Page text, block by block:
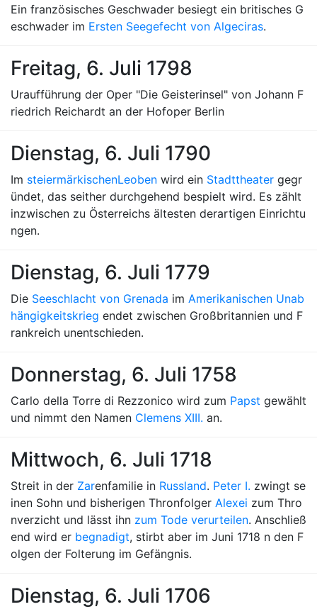
Ein französisches Geschwader besiegt ein britisches G
eschwader im Ersten Seegefecht von Algeciras.
Freitag, 6. Juli 1798
Uraufführung der Oper "Die Geisterinsel" von Johann F
riedrich Reichardt an der Hofoper Berlin
Dienstag, 6. Juli 1790
Im steiermärkischenLeoben wird ein Stadttheater gegr
ündet, das seither durchgehend bespielt wird. Es zählt
inzwischen zu Österreichs ältesten derartigen Einrichtu
ngen.
Dienstag, 6. Juli 1779
Die Seeschlacht von Grenada im Amerikanischen Unab
hängigkeitskrieg endet zwischen Großbritannien und F
rankreich unentschieden.
Donnerstag, 6. Juli 1758
Carlo della Torre di Rezzonico wird zum Papst gewählt
und nimmt den Namen Clemens XIII. an.
Mittwoch, 6. Juli 1718
Streit in der Zarenfamilie in Russland. Peter I. zwingt se
inen Sohn und bisherigen Thronfolger Alexei zum Thro
nverzicht und lässt ihn zum Tode verurteilen. Anschließ
end wird er begnadigt, stirbt aber im Juni 1718 n den F
olgen der Folterung im Gefängnis.
Dienstag, 6. Juli 1706